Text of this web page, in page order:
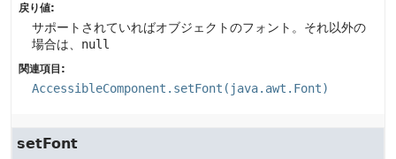
戻り値:
サポートされていればオブジェクトのフォント。それ以外の
場合は、 null
関連項目:
AccessibleComponent.setFont(java.awt.Font)
setFont